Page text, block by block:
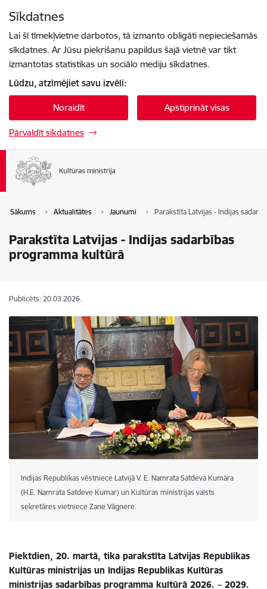
Sīkdatnes
Lai šī tīmekļvietne darbotos, tā izmanto obligāti nepieciešamās
sīkdatnes. Ar Jūsu piekrišanu papildus šajā vietnē var tikt
izmantotas statistikas un sociālo mediju sīkdatnes.
Lūdzu, atzīmējiet savu izvēli:
Noraidīt Apstiprināt visas
Pārvaldīt sīkdatnes
Sākums Aktualitātes Jaunumi Parakstīta Latvijas - Indijas
Parakstīta Latvijas - Indijas sadarbības
programma kultūrā
Publicēts: 20.03.2026.
Indijas Republikas vēstniece Latvijā V. E. Namrata Satdeva Kumāra
(H.E. Namrata Satdeve Kumar) un Kultūras ministrijas valsts
sekretāres vietniece Zane Vāgnere.
Piektdien, 20. martā, tika parakstīta Latvijas Republikas
Kultūras ministrijas un Indijas Republikas Kultūras
ministrijas sadarbības programma kultūrā 2026. – 2029.